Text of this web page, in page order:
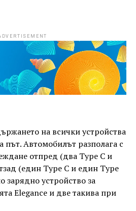
на всички устройства
път. Автомобилът разполага с
отпред (два Type C и
(един Type C и един Type
зарядно устройство за
Elegance и две такива при